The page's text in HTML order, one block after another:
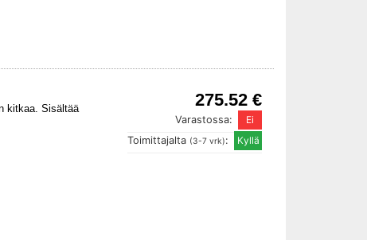
275.52 €
Varastossa:
Toimittajalta (3-7 vrk):
kitkaa. Sisältää